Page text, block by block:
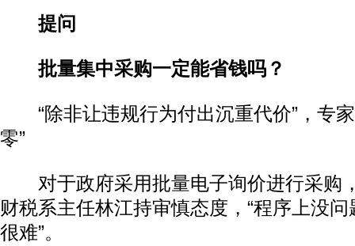
提问
批量集中采购一定能省钱吗？
“除非让违规行为付出沉重代价”，专家
零”
对于政府采用批量电子询价进行采购
财税系主任林江持审慎态度，“程序上没
很难”。